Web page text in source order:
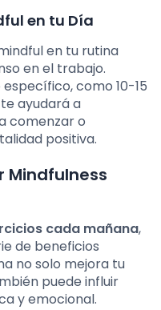
en tu Día
en tu rutina
en el trabajo.
como 10-15
ayudará a
comenzar o
positiva.
Mindfulness
cada mañana,
de beneficios
no solo mejora tu
puede influir
y emocional.